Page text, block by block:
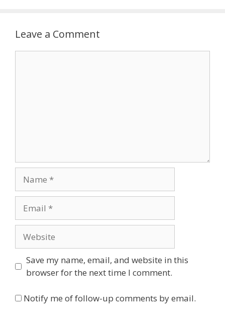
Leave a Comment
Save my name, email, and website in this
browser for the next time I comment.
Notify me of follow-up comments by email.